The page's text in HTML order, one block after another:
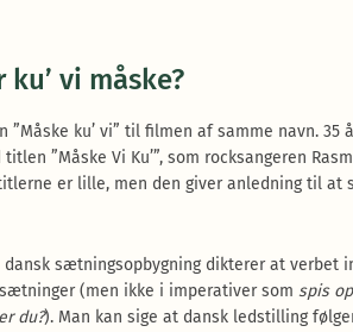
ku’ vi måske?
”Måske ku’ vi” til filmen af samme navn. 35
”Måske Vi Ku’”, som rocksangeren
er lille, men den giver anledning til at
sætningsopbygning dikterer at verbet
(men ikke i imperativer som spis op
du?). Man kan sige at dansk ledstilling